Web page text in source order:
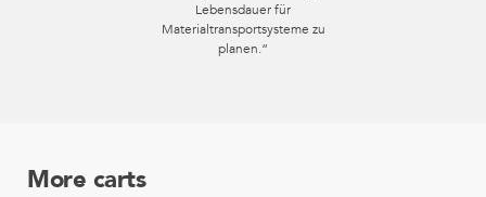
Lebensdauer für
Materialtransportsysteme zu
planen.“
More carts